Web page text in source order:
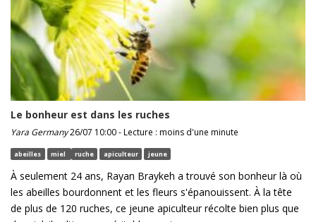
Le bonheur est dans les ruches
Yara Germany26/07 10:00 - Lecture : moins d'une minute
abeilles miel ruche apiculteur jeune
À seulement 24 ans, Rayan Braykeh a trouvé son bonheur là où
les abeilles bourdonnent et les fleurs s'épanouissent. À la tête
de plus de 120 ruches, ce jeune apiculteur récolte bien plus que